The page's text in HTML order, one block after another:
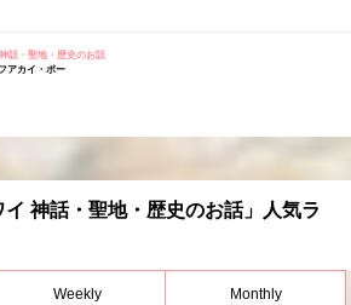
話・聖地・歴史のお話
アカイ・ポー
イ 神話・聖地・歴史のお話」人気ラ
Weekly Monthly